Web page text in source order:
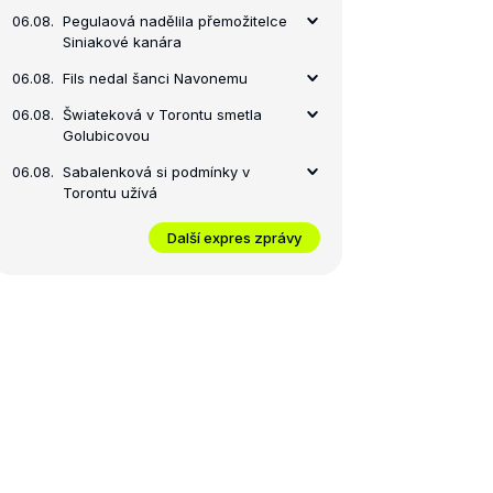
06.08. Pegulaová nadělila přemožitelce
Siniakové kanára
06.08. Fils nedal šanci Navonemu
06.08. Šwiateková v Torontu smetla
Golubicovou
06.08. Sabalenková si podmínky v
Torontu užívá
Další expres zprávy